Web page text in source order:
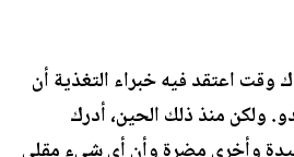
وقت اعتقد فيه خبراء التغذية أن
ولكن منذ ذلك الحين، أدرك